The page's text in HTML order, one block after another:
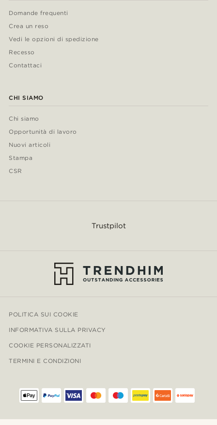
Domande frequenti
Crea un reso
Vedi le opzioni di spedizione
Recesso
Contattaci
CHI SIAMO
Chi siamo
Opportunità di lavoro
Nuovi articoli
Stampa
CSR
Trustpilot
POLITICA SUI COOKIE
INFORMATIVA SULLA PRIVACY
COOKIE PERSONALIZZATI
TERMINI E CONDIZIONI